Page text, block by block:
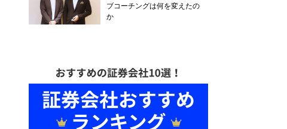
ブコーチングは何を変えたの
か